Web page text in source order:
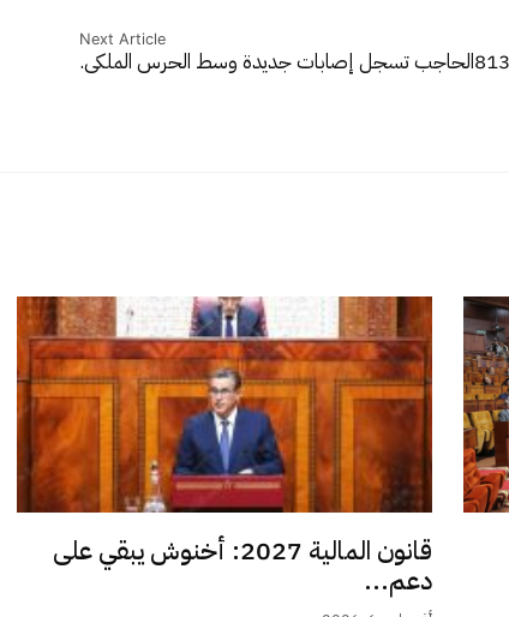
Next Article
الحاجب تسجل إصابات جديدة وسط الحرس الملكي.
قانون المالية 2027: أخنوش يبقي على
دعم...